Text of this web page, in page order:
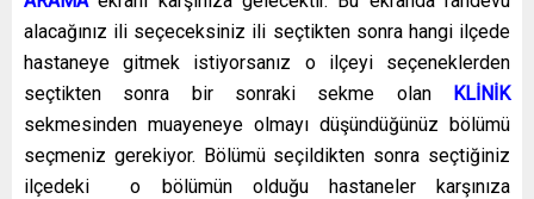
alacağınız ili seçeceksiniz ili seçtikten sonra hangi ilçede
hastaneye gitmek istiyorsanız o ilçeyi seçeneklerden
seçtikten sonra bir sonraki sekme olan KLİNİK
sekmesinden muayeneye olmayı düşündüğünüz bölümü
seçmeniz gerekiyor. Bölümü seçildikten sonra seçtiğiniz
ilçedeki o bölümün olduğu hastaneler karşınıza